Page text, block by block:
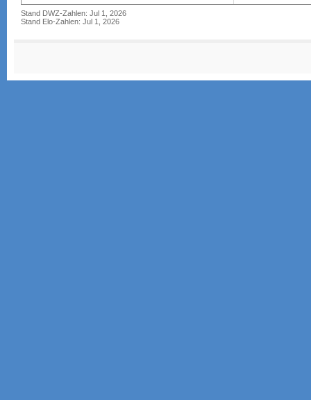
Stand DWZ-Zahlen: Jul 1, 2026
Stand Elo-Zahlen: Jul 1, 2026